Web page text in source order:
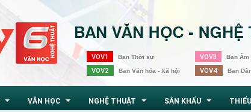
VOV1 Ban Thời sự
VOV2 Ban Văn hóa - Xã hội
VOV3 Ban Âm
VOV4 Ban
VĂN HỌC NGHỆ THUẬT SÂN KHẤU